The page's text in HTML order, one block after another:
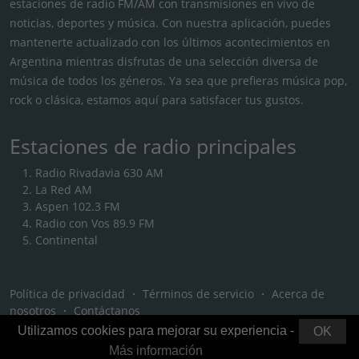
estaciones de radio FM/AM con transmisiones en vivo de
noticias, deportes y música. Con nuestra aplicación, puedes
mantenerte actualizado con los últimos acontecimientos en
Argentina mientras disfrutas de una selección diversa de
música de todos los géneros. Ya sea que prefieras música pop,
rock o clásica, estamos aquí para satisfacer tus gustos.
Estaciones de radio principales
Radio Rivadavia 630 AM
La Red AM
Aspen 102.3 FM
Radio con Vos 89.9 FM
Continental
Política de privacidad ・ Términos de servicio ・ Acerca de
nosotros ・ Contáctanos
OK
Utilizamos cookies para mejorar su experiencia -
Más información